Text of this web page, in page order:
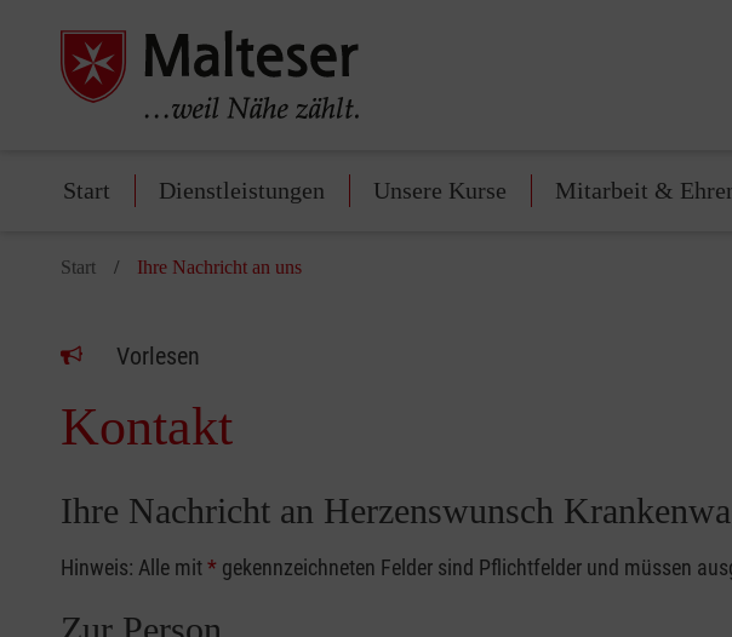
Start Dienstleistungen Unsere Kurse Mitarbeit &
Start Ihre Nachricht an uns
Vorlesen
Kontakt
Ihre Nachricht an Herzenswunsch
Hinweis: Alle mit* gekennzeichneten Felder sind Pflichtfelder und müssen